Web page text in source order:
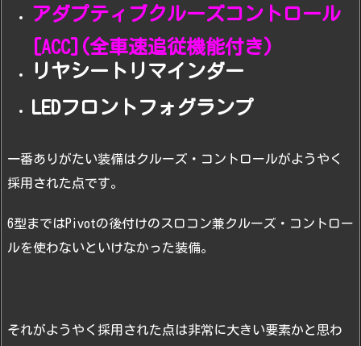
アダプティブクルーズコントロール
[ACC](全車速追従機能付き)
リヤシートリマインダー
LEDフロントフォグランプ
一番ありがたい装備はクルーズ・コントロールがようやく
採用された点です。
6型まではPivotの後付けのスロコン兼クルーズ・コントロー
ルを使わないといけなかった装備。
それがようやく採用された点は非常に大きい要素かと思わ